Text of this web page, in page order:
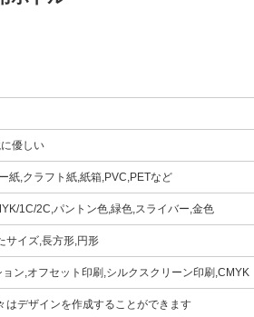
優しい
紙,クラフト紙,紙箱,PVC,PETなど
1C/2C,パントン色,緑色,スライバー,金色
サイズ,長方形,円形
ン,オフセット印刷,シルクスクリーン印刷,CMYK
はデザインを作成することができます